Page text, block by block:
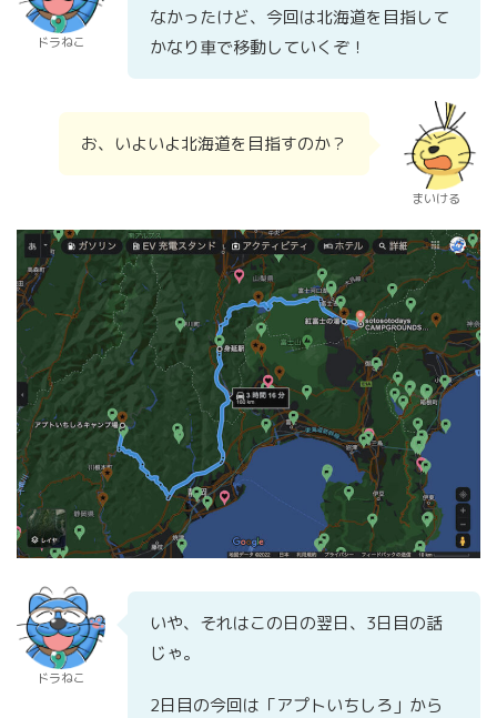
ドラねこ
なかったけど、今回は北海道を目指して
かなり車で移動していくぞ！
お、いよいよ北海道を目指すのか？
まいける
ドラねこ
いや、それはこの日の翌日、3日目の話
じゃ。
2日目の今回は「アプトいちしろ」から